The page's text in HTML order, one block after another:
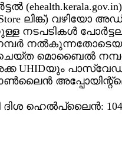
Store ലിങ്ക്)
നടപടികള്‍
മൊബൈല്‍
UHIDയും
ഹെല്‍പ്ലൈന്‍: 104,